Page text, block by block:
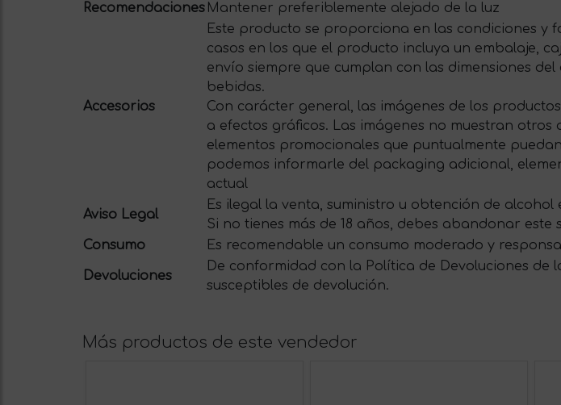
Recomendaciones Mantener preferiblemente alejado de la luz
Accesorios
Este producto se proporciona en las condiciones y
casos en los que el producto incluya un embalaje,
envío siempre que cumplan con las dimensiones
bebidas.
Con carácter general, las imágenes de los
a efectos gráficos. Las imágenes no muestran
elementos promocionales que puntualmente
podemos informarle del packaging adicional,
actual
Aviso Legal
Es ilegal la venta, suministro u obtención de
Si no tienes más de 18 años, debes abandonar este
Consumo
Es recomendable un consumo moderado y
Devoluciones
De conformidad con la Política de Devoluciones
susceptibles de devolución.
Más productos de este vendedor